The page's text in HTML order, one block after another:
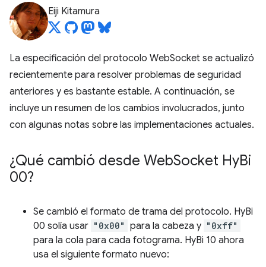
Eiji Kitamura
La especificación del protocolo WebSocket se actualizó
recientemente para resolver problemas de seguridad
anteriores y es bastante estable. A continuación, se
incluye un resumen de los cambios involucrados, junto
con algunas notas sobre las implementaciones actuales.
¿Qué cambió desde WebSocket HyBi
00?
Se cambió el formato de trama del protocolo. HyBi
00 solía usar "0x00" para la cabeza y "0xff"
para la cola para cada fotograma. HyBi 10 ahora
usa el siguiente formato nuevo: